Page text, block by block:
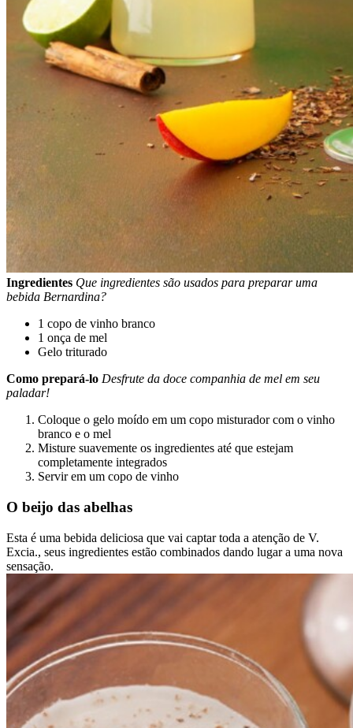
Ingredientes Que ingredientes são usados para preparar uma
bebida Bernardina?
1 copo de vinho branco
1 onça de mel
Gelo triturado
Como prepará-lo Desfrute da doce companhia de mel em seu
paladar!
Coloque o gelo moído em um copo misturador com o vinho
branco e o mel
Misture suavemente os ingredientes até que estejam
completamente integrados
Servir em um copo de vinho
O beijo das abelhas
Esta é uma bebida deliciosa que vai captar toda a atenção de V.
Excia., seus ingredientes estão combinados dando lugar a uma nova
sensação.